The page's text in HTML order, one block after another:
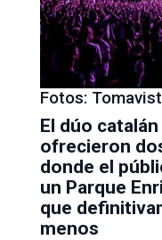
Fotos:
El dúo
ofrecieron
donde el
un Parque
que
menos